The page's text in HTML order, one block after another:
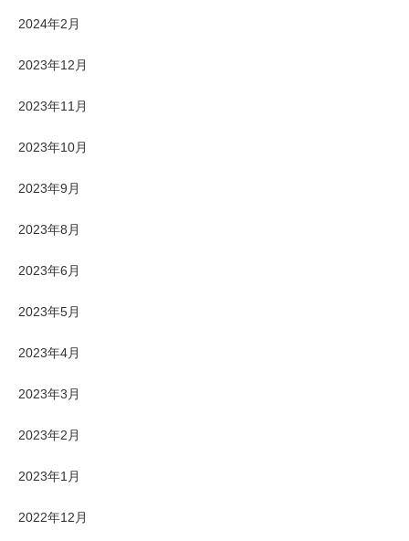
2024年2月
2023年12月
2023年11月
2023年10月
2023年9月
2023年8月
2023年6月
2023年5月
2023年4月
2023年3月
2023年2月
2023年1月
2022年12月